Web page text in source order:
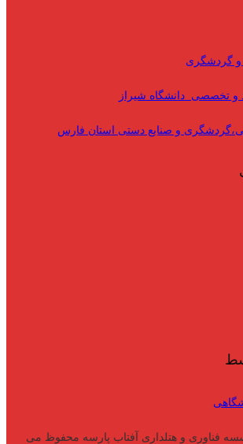
و گردشگری
و تخصصی دانشگاه شیراز
و صنایع دستی استان فارس
فناوری و هتلداری آفتاب پارسه محفوظ می